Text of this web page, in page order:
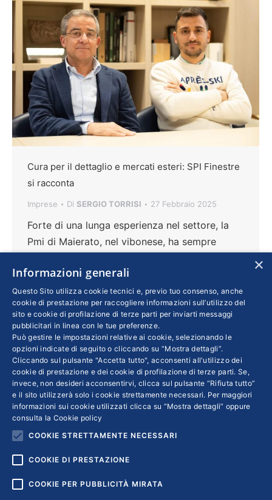
Cura per il dettaglio e mercati esteri: SPI Finestre
si racconta
Imprese Di SERGIO TORRISI 27 Febbraio 2025
Forte di una lunga esperienza nel settore, la
Pmi di Maierato, nel vibonese, ha sempre
d’azione, aprendo una sede a Piacenza per
servire il centro-nord dell’Italia, ed esportando
con successo anche all’estero, in particolare in
Libia e Stati Uniti. Grande, pertanto, è la
preoccupazione dell’Ad Tommaso Mangione
per la nuova politica commerciale intrapresa
dal presidente Trump. Ne parliamo in questa
intervista
1 2 3
×
Informazioni generali
Questo Sito utilizza cookie tecnici e, previo tuo consenso, anche
cookie di prestazione per raccogliere informazioni sull’utilizzo del
sito e cookie di profilazione di terze parti per inviarti messaggi
pubblicitari in linea con le tue preferenze.
Può gestire le impostazioni relative ai cookie, selezionando le
opzioni indicate di seguito o cliccando su “Mostra dettagli”.
Cliccando sul pulsante "Accetta tutto", acconsenti all'utilizzo dei
cookie di prestazione e dei cookie di profilazione di terze parti. Se,
invece, non desideri acconsentirvi, clicca sul pulsante “Rifiuta tutto”
e il sito utilizzerà solo i cookie strettamente necessari. Per maggiori
informazioni sui cookie utilizzati clicca su “Mostra dettagli” oppure
consulta la Cookie policy
COOKIE STRETTAMENTE NECESSARI
COOKIE DI PRESTAZIONE
COOKIE PER PUBBLICITÀ MIRATA